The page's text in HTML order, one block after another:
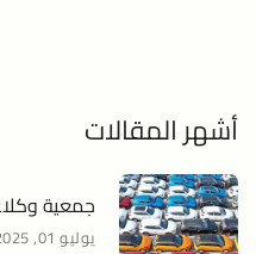
أشهر المقالات
جمعية
يوليو 01, 2025